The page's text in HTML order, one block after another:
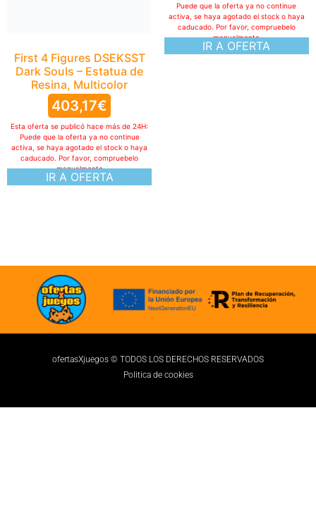
First 4 Figures DSEKSST
Dark Souls – Estatua de
Resina, Multicolor
403,17€
IR A OFERTA
Esta oferta se publicó hace más de 24H:
Puede que la oferta ya no continue
activa, se haya agotado el stock o haya
caducado. Por favor, compruebelo
manualmente
IR A OFERTA
Puede que la oferta ya no continue
activa, se haya agotado el stock o haya
caducado. Por favor, compruebelo
manualmente
ofertasXjuegos © TODOS LOS DERECHOS RESERVADOS
Politica de cookies